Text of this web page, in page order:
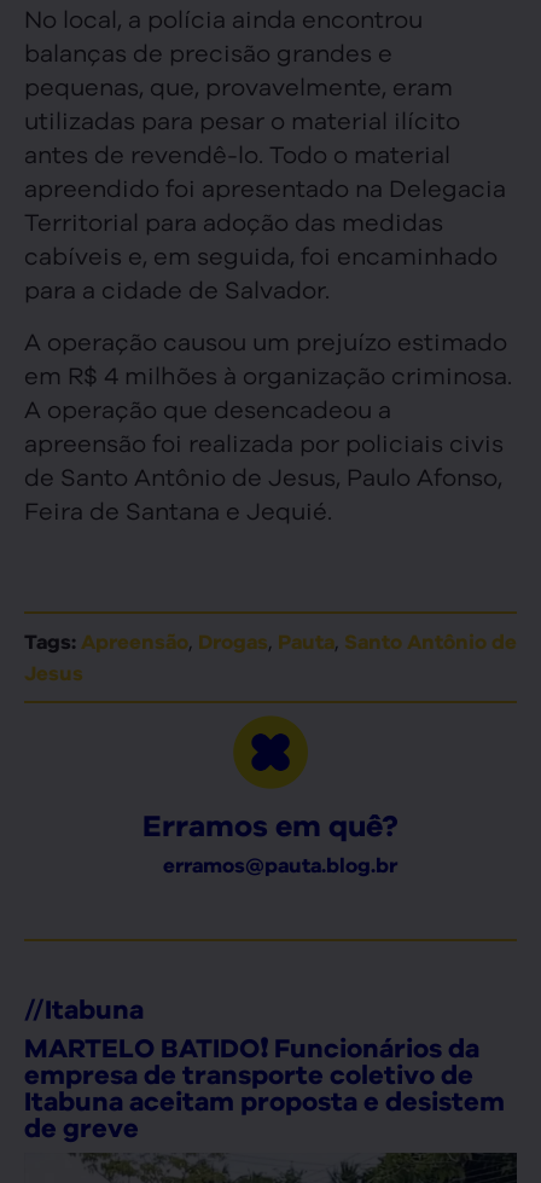
No local, a polícia ainda encontrou
balanças de precisão grandes e
pequenas, que, provavelmente, eram
utilizadas para pesar o material ilícito
antes de revendê-lo. Todo o material
apreendido foi apresentado na Delegacia
Territorial para adoção das medidas
cabíveis e, em seguida, foi encaminhado
para a cidade de Salvador.
A operação causou um prejuízo estimado
em R$ 4 milhões à organização criminosa.
A operação que desencadeou a
apreensão foi realizada por policiais civis
de Santo Antônio de Jesus, Paulo Afonso,
Feira de Santana e Jequié.
Tags: Apreensão, Drogas, Pauta, Santo Antônio de
Jesus
Erramos em quê?
erramos@pauta.blog.br
//Itabuna
MARTELO BATIDO❗ Funcionários da
empresa de transporte coletivo de
Itabuna aceitam proposta e desistem
de greve